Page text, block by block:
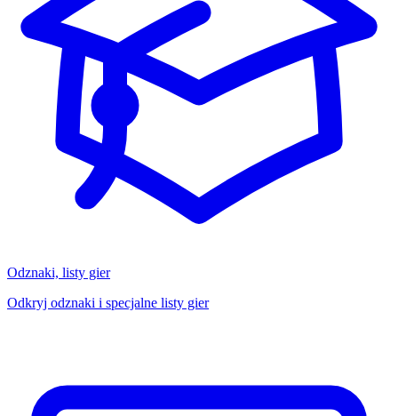
Odznaki, listy gier
Odkryj odznaki i specjalne listy gier